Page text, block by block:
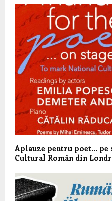
Aplauze pentru poet… pe
Cultural Român din